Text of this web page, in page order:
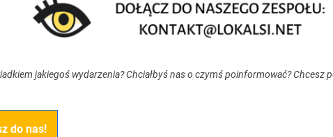
jakiegoś wydarzenia? Chciałbyś nas o czymś poinformować? Chcesz
do nas!